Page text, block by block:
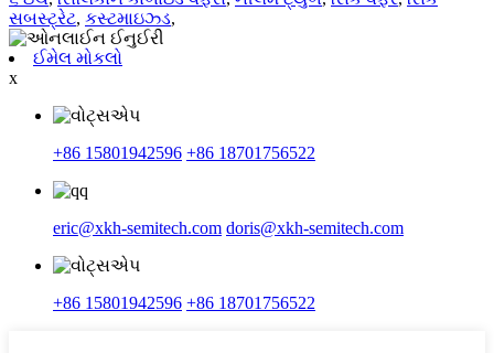
સબસ્ટ્રેટ, કસ્ટમાઇઝ્ડ,
ઈમેલ મોકલો
x
+86 15801942596 +86 18701756522
eric@xkh-semitech.com doris@xkh-semitech.com
+86 15801942596 +86 18701756522